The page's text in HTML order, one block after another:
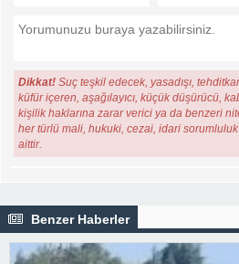
Dikkat! Suç teşkil edecek, yasadışı,
küfür içeren, aşağılayıcı, küçük düşürücü,
kişilik haklarına zarar verici ya da benzeri
her türlü mali, hukuki, cezai, idari
aittir.
Benzer Haberler